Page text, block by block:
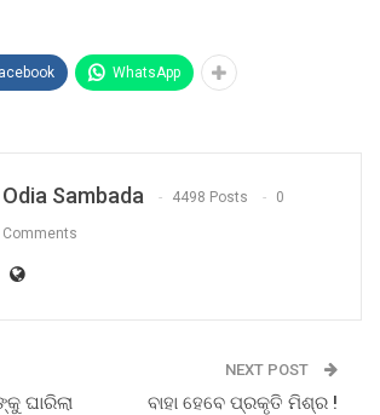
WhatsApp
Odia Sambada 4498 Posts 0
Comments
ଘାରିଲା
NEXT POST
ବାହା ହେବେ ପ୍ରକୃତି ମିଶ୍ର !